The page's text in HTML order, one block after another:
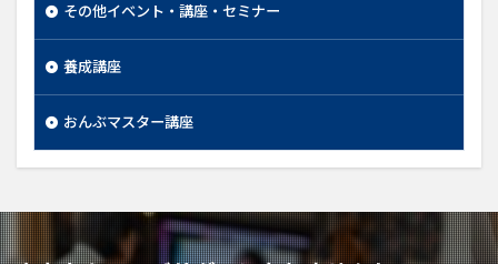
その他イベント・講座・セミナー
養成講座
おんぶマスター講座